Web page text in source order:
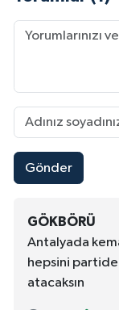
Gönder
GÖKBÖRÜ
Antalyada
hepsini
atacaksın